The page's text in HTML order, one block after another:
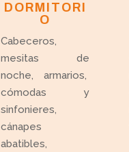
DORMITORI
O
Cabeceros,
mesitas de
noche, armarios,
cómodas y
sinfonieres,
cánapes
abatibles,